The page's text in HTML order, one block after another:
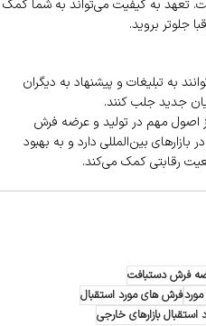
تعهد به کیفیت می‌تواند به شما کمک
جلوتر بروید.
به تبلیغات و پیشنهاد به دیگران
جدید جلب کنند.
اصول مهم در تولید و عرضه فرش
بین‌المللی دارد و به بهبود
رقابتی کمک می‌کند.
فرش دستبافت
فرش های مورد استقبال
بازارهای خارجی